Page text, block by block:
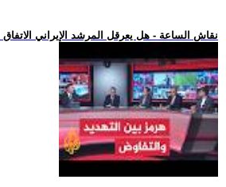
.. نقاش الساعة - هل يعرقل المرشد الإيراني الاتفاق